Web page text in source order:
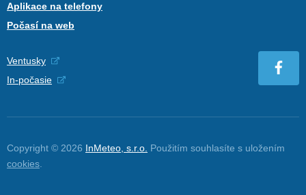
Aplikace na telefony
Počasí na web
Ventusky
In-počasie
Copyright © 2026 InMeteo, s.r.o. Použitím souhlasíte s uložením
cookies